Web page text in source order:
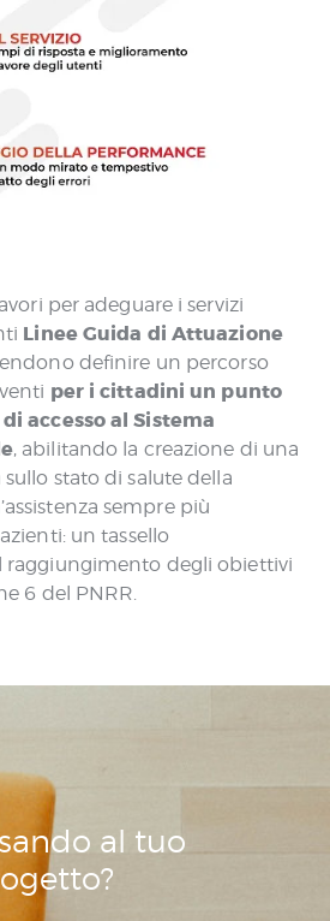
per adeguare i servizi
Linee Guida di Attuazione
definire un percorso
per i cittadini un punto
accesso al Sistema
, abilitando la creazione di una
stato di salute della
sempre più
un tassello
raggiungimento degli obiettivi
6 del PNRR.
al tuo